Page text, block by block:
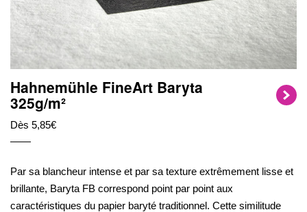
Hahnemühle FineArt Baryta
325g/m²
Dès 5,85€
Par sa blancheur intense et par sa texture extrêmement lisse et
brillante, Baryta FB correspond point par point aux
caractéristiques du papier baryté traditionnel. Cette similitude